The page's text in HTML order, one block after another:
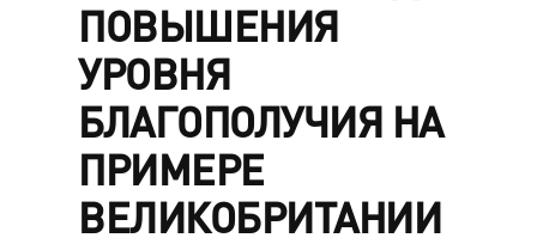
ПОВЫШЕНИЯ
УРОВНЯ
БЛАГОПОЛУЧИЯ НА
ПРИМЕРЕ
ВЕЛИКОБРИТАНИИ